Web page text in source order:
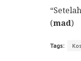
(mad)
Tags: